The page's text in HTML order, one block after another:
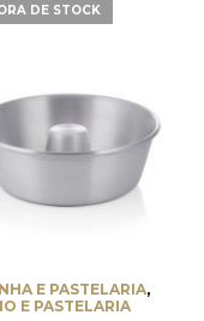
DE STOCK
E PASTELARIA,
E PASTELARIA